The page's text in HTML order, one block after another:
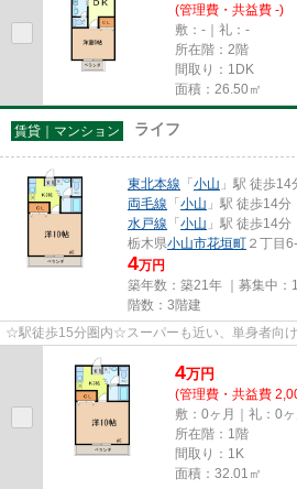
(管理費・共益費 -)
敷：-｜礼：-
所在階：2階
間取り：1DK
面積：26.50㎡
賃貸｜マンション ライフ
東北本線 「小山 」駅 徒歩14
両毛線 「小山 」駅 徒歩14分
水戸線 「小山 」駅 徒歩14分
栃木県小山市花垣町 ２丁目
4万円
築年数：築21年 ｜募集中：
階数：3階建
☆駅徒歩15分圏内☆スーパーも近い、単身者向け
4万円
(管理費・共益費
敷：0ヶ月｜礼：0ヶ
所在階：1階
間取り：1K
面積：32.01㎡